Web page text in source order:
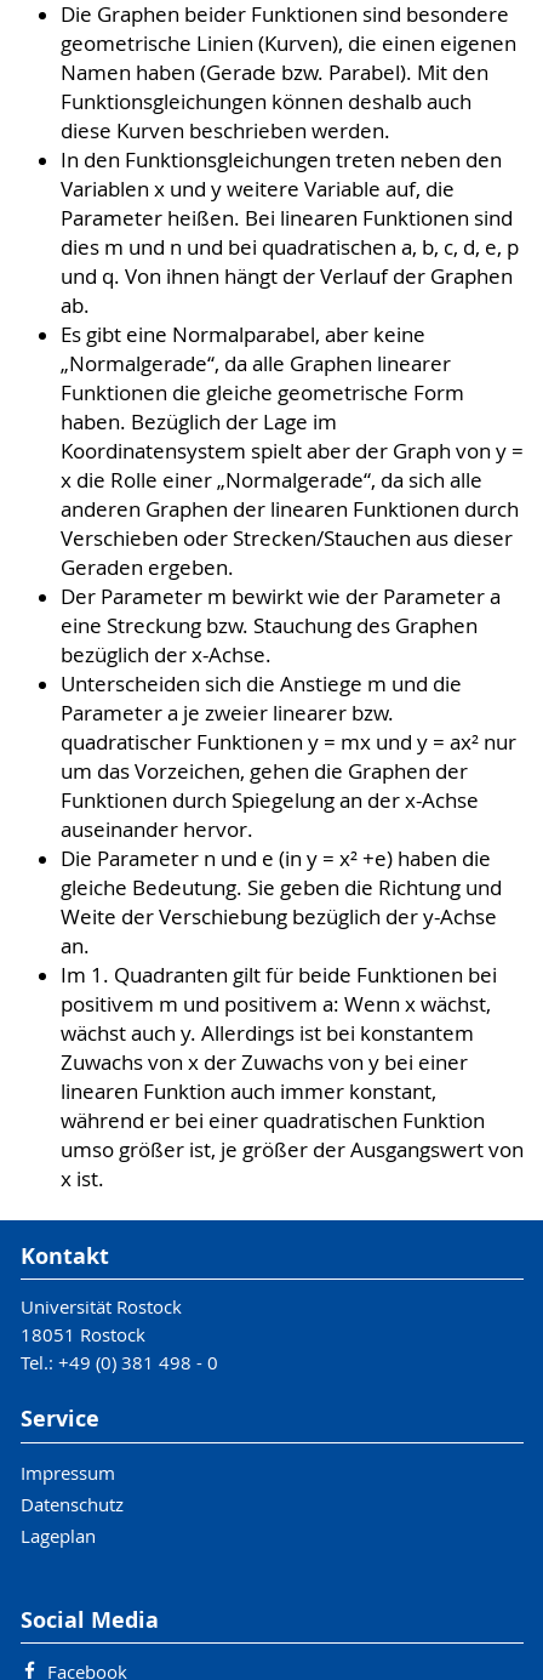
Die Graphen beider Funktionen sind besondere
geometrische Linien (Kurven), die einen eigenen
Namen haben (Gerade bzw. Parabel). Mit den
Funktionsgleichungen können deshalb auch
diese Kurven beschrieben werden.
In den Funktionsgleichungen treten neben den
Variablen x und y weitere Variable auf, die
Parame­ter heißen. Bei linearen Funktionen sind
dies m und n und bei quadratischen a, b, c, d, e, p
und q. Von ihnen hängt der Verlauf der Graphen
ab.
Es gibt eine Normalparabel, aber keine
„Normalgerade“, da alle Graphen linearer
Funktionen die gleiche geometrische Form
haben. Bezüglich der Lage im
Koordinatensystem spielt aber der Graph von y =
x die Rolle einer „Normalgerade“, da sich alle
anderen Graphen der linearen Funktionen durch
Verschieben oder Strecken/Stauchen aus dieser
Geraden ergeben.
Der Parameter m bewirkt wie der Parameter a
eine Streckung bzw. Stauchung des Graphen
bezüg­lich der x-Achse.
Unterscheiden sich die Anstiege m und die
Parameter a je zweier linearer bzw.
quadratischer Funktio­nen y = mx und y = ax² nur
um das Vorzeichen, gehen die Graphen der
Funktionen durch Spiegelung an der x-Achse
auseinander hervor.
Die Parameter n und e (in y = x² +e) haben die
gleiche Bedeutung. Sie geben die Richtung und
Weite der Ver­schiebung bezüglich der y-Achse
an.
Im 1. Quadranten gilt für beide Funktionen bei
positivem m und positivem a: Wenn x wächst,
wächst auch y. Allerdings ist bei konstantem
Zuwachs von x der Zuwachs von y bei einer
linearen Funktion auch immer konstant,
während er bei einer quadratischen Funktion
umso größer ist, je größer der Ausgangswert von
x ist.
Kontakt
Universität Rostock
18051 Rostock
Tel.: +49 (0) 381 498 - 0
Service
Impressum
Datenschutz
Lageplan
Social Media
Facebook